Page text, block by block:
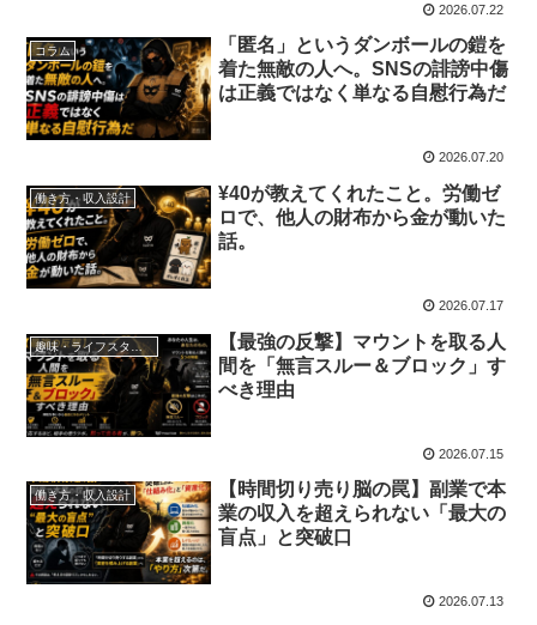
2026.07.22
コラム
「匿名」というダンボールの鎧を
着た無敵の人へ。SNSの誹謗中傷
は正義ではなく単なる自慰行為だ
2026.07.20
働き方・収入設計
¥40が教えてくれたこと。労働ゼ
ロで、他人の財布から金が動いた
話。
2026.07.17
趣味・ライフスタイル
【最強の反撃】マウントを取る人
間を「無言スルー＆ブロック」す
べき理由
2026.07.15
働き方・収入設計
【時間切り売り脳の罠】副業で本
業の収入を超えられない「最大の
盲点」と突破口
2026.07.13